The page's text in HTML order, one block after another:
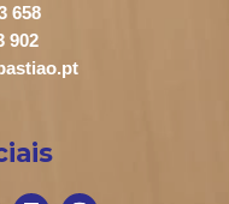
658
902